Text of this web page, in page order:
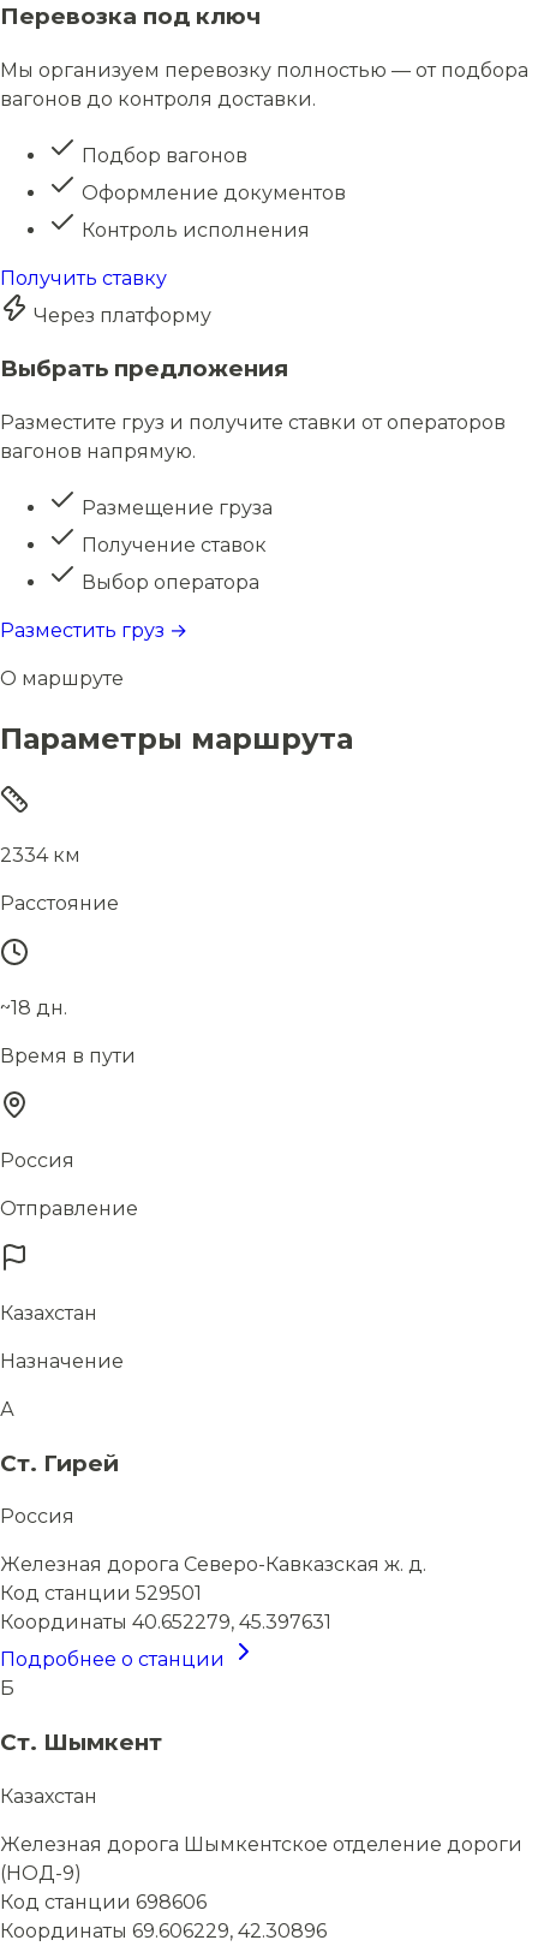
Перевозка под ключ
Мы организуем перевозку полностью — от подбора
вагонов до контроля доставки.
Подбор вагонов
Оформление документов
Контроль исполнения
Получить ставку
Через платформу
Выбрать предложения
Разместите груз и получите ставки от операторов
вагонов напрямую.
Размещение груза
Получение ставок
Выбор оператора
Разместить груз →
О маршруте
Параметры маршрута
2334 км
Расстояние
~18 дн.
Время в пути
Россия
Отправление
Казахстан
Назначение
А
Ст. Гирей
Россия
Железная дорога Северо-Кавказская ж. д.
Код станции 529501
Координаты 40.652279, 45.397631
Подробнее о станции
Б
Ст. Шымкент
Казахстан
Железная дорога Шымкентское отделение дороги
(НОД-9)
Код станции 698606
Координаты 69.606229, 42.30896